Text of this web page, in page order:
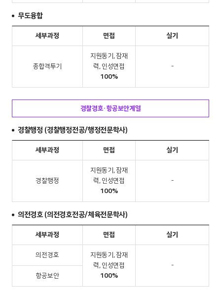
무도융합
세부과정 면접 실기
종합격투기
지원동기, 잠재
력, 인성면접
100%
-
경찰경호·항공보안계열
경찰행정 (경찰행정전공/행정전문학사)
세부과정 면접 실기
경찰행정
지원동기, 잠재
력, 인성면접
100%
-
의전경호 (의전경호전공/체육전문학사)
세부과정 면접 실기
의전경호
지원동기, 잠재
력, 인성면접
100%
-
항공보안